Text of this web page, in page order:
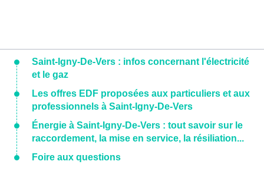
Saint-Igny-De-Vers : infos concernant l'électricité
et le gaz
Les offres EDF proposées aux particuliers et aux
professionnels à Saint-Igny-De-Vers
Énergie à Saint-Igny-De-Vers : tout savoir sur le
raccordement, la mise en service, la résiliation...
Foire aux questions